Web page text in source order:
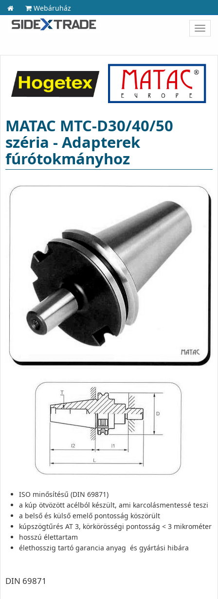
Webáruház
MATAC MTC-D30/40/50
széria - Adapterek
fúrótokmányhoz
ISO minősítésű (DIN 69871)
a kúp ötvözött acélból készült, ami karcolásmentessé teszi
a belső és külső emelő pontosság köszörült
kúpszögtűrés AT 3, körkörösségi pontosság < 3 mikrométer
hosszú élettartam
élethosszig tartó garancia anyag  és gyártási hibára
DIN 69871